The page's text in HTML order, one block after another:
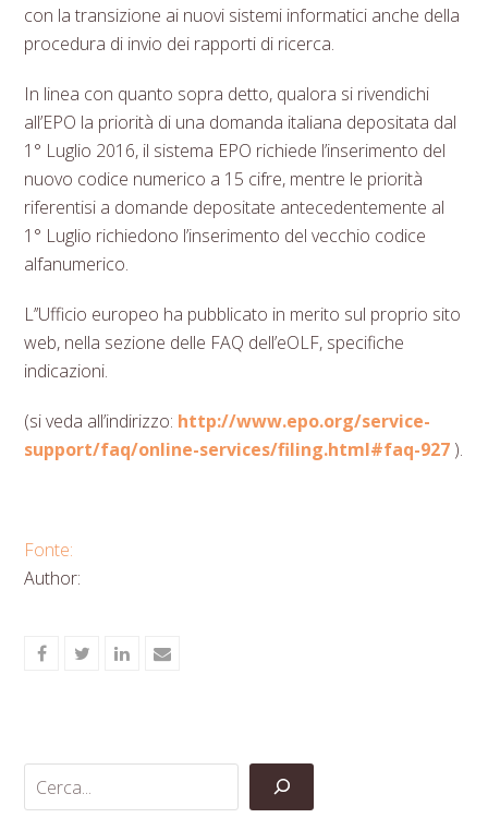
con la transizione ai nuovi sistemi informatici anche della
procedura di invio dei rapporti di ricerca.
In linea con quanto sopra detto, qualora si rivendichi
all’EPO la priorità di una domanda italiana depositata dal
1° Luglio 2016, il sistema EPO richiede l’inserimento del
nuovo codice numerico a 15 cifre, mentre le priorità
riferentisi a domande depositate antecedentemente al
1° Luglio richiedono l’inserimento del vecchio codice
alfanumerico.
L’’Ufficio europeo ha pubblicato in merito sul proprio sito
web, nella sezione delle FAQ dell’eOLF, specifiche
indicazioni.
(si veda all’indirizzo: http://www.epo.org/service-
support/faq/online-services/filing.html#faq-927 ).
Fonte:
Author:
ShareShareShareShare